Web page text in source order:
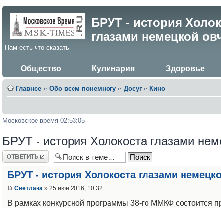
БРУТ - история
глазами немецкой
Нам есть что сказать
Общество Кулинария Здоровье
Главное ‹· Обо всем понемногу ‹· Досуг ‹· Кино
Московское время 02:53:05
БРУТ - история Холокоста глазами
Ответить
БРУТ - история Холокоста глазами
Светлана » 25 июн 2016, 10:32
В рамках конкурсной программы 38-го ММКФ состоится